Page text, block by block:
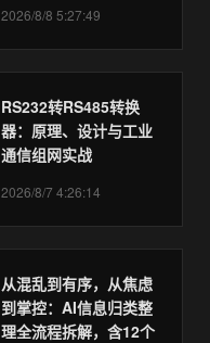
2026/8/8 5:27:49
RS232转RS485转换
器：原理、设计与工业
通信组网实战
2026/8/7 4:26:14
从混乱到有序，从焦虑
到掌控：AI信息归类整
理全流程拆解，含12个